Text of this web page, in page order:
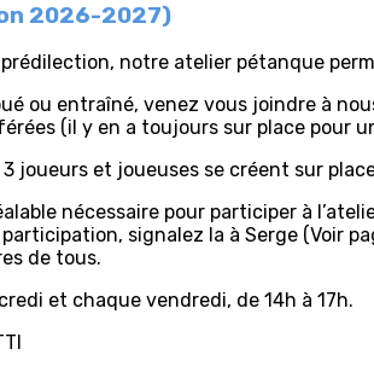
2026-2027)
notre atelier pétanque
ou entraîné, venez vous joindre à
(il y en a toujours sur place pour
3 joueurs et joueuses se créent sur
nécessaire pour participer à
signalez la à Serge (Voir
de tous.
et chaque vendredi, de 14h à 17h.